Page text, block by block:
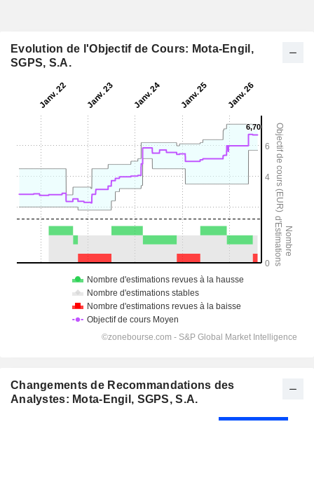
Evolution de l'Objectif de Cours: Mota-Engil,
SGPS, S.A.
Changements de Recommandations des
Analystes: Mota-Engil, SGPS, S.A.